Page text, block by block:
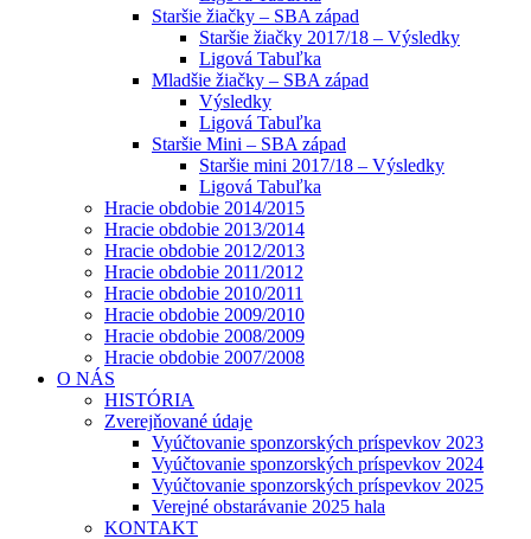
Staršie žiačky – SBA západ
Staršie žiačky 2017/18 – Výsledky
Ligová Tabuľka
Mladšie žiačky – SBA západ
Výsledky
Ligová Tabuľka
Staršie Mini – SBA západ
Staršie mini 2017/18 – Výsledky
Ligová Tabuľka
Hracie obdobie 2014/2015
Hracie obdobie 2013/2014
Hracie obdobie 2012/2013
Hracie obdobie 2011/2012
Hracie obdobie 2010/2011
Hracie obdobie 2009/2010
Hracie obdobie 2008/2009
Hracie obdobie 2007/2008
O NÁS
HISTÓRIA
Zverejňované údaje
Vyúčtovanie sponzorských príspevkov 2023
Vyúčtovanie sponzorských príspevkov 2024
Vyúčtovanie sponzorských príspevkov 2025
Verejné obstarávanie 2025 hala
KONTAKT